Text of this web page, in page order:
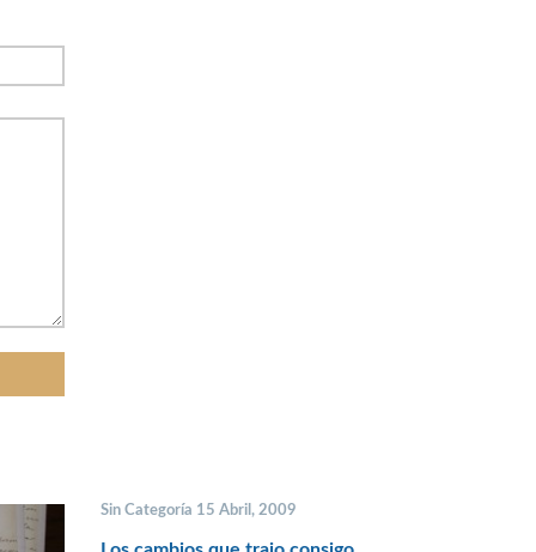
Sin Categoría 15 Abril, 2009